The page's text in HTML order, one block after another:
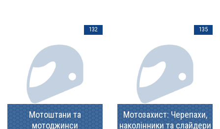
Мотоштани та
мотоджинси
132
Мотозахист: Черепахи,
наколінники та слайдери
135